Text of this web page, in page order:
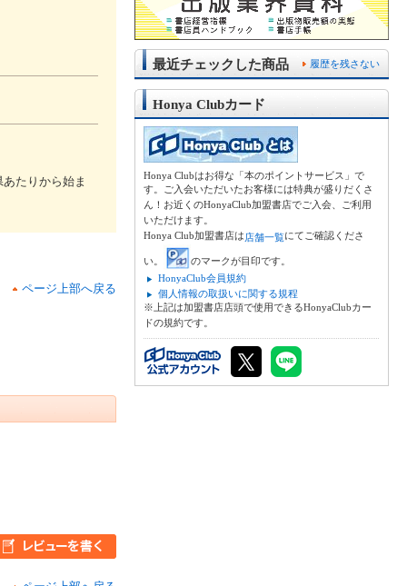
たりから始ま
ページ上部へ戻る
履歴を残さない
最近チェックした商品
Honya Clubカード
Honya Clubはお得な「本のポイントサービス」で
す。ご入会いただいたお客様には特典が盛りだくさ
ん！お近くのHonyaClub加盟書店でご入会、ご利用
いただけます。
Honya Club加盟書店は店舗一覧にてご確認くださ
い。
のマークが目印です。
HonyaClub会員規約
個人情報の取扱いに関する規程
※上記は加盟書店店頭で使用できるHonyaClubカー
ドの規約です。